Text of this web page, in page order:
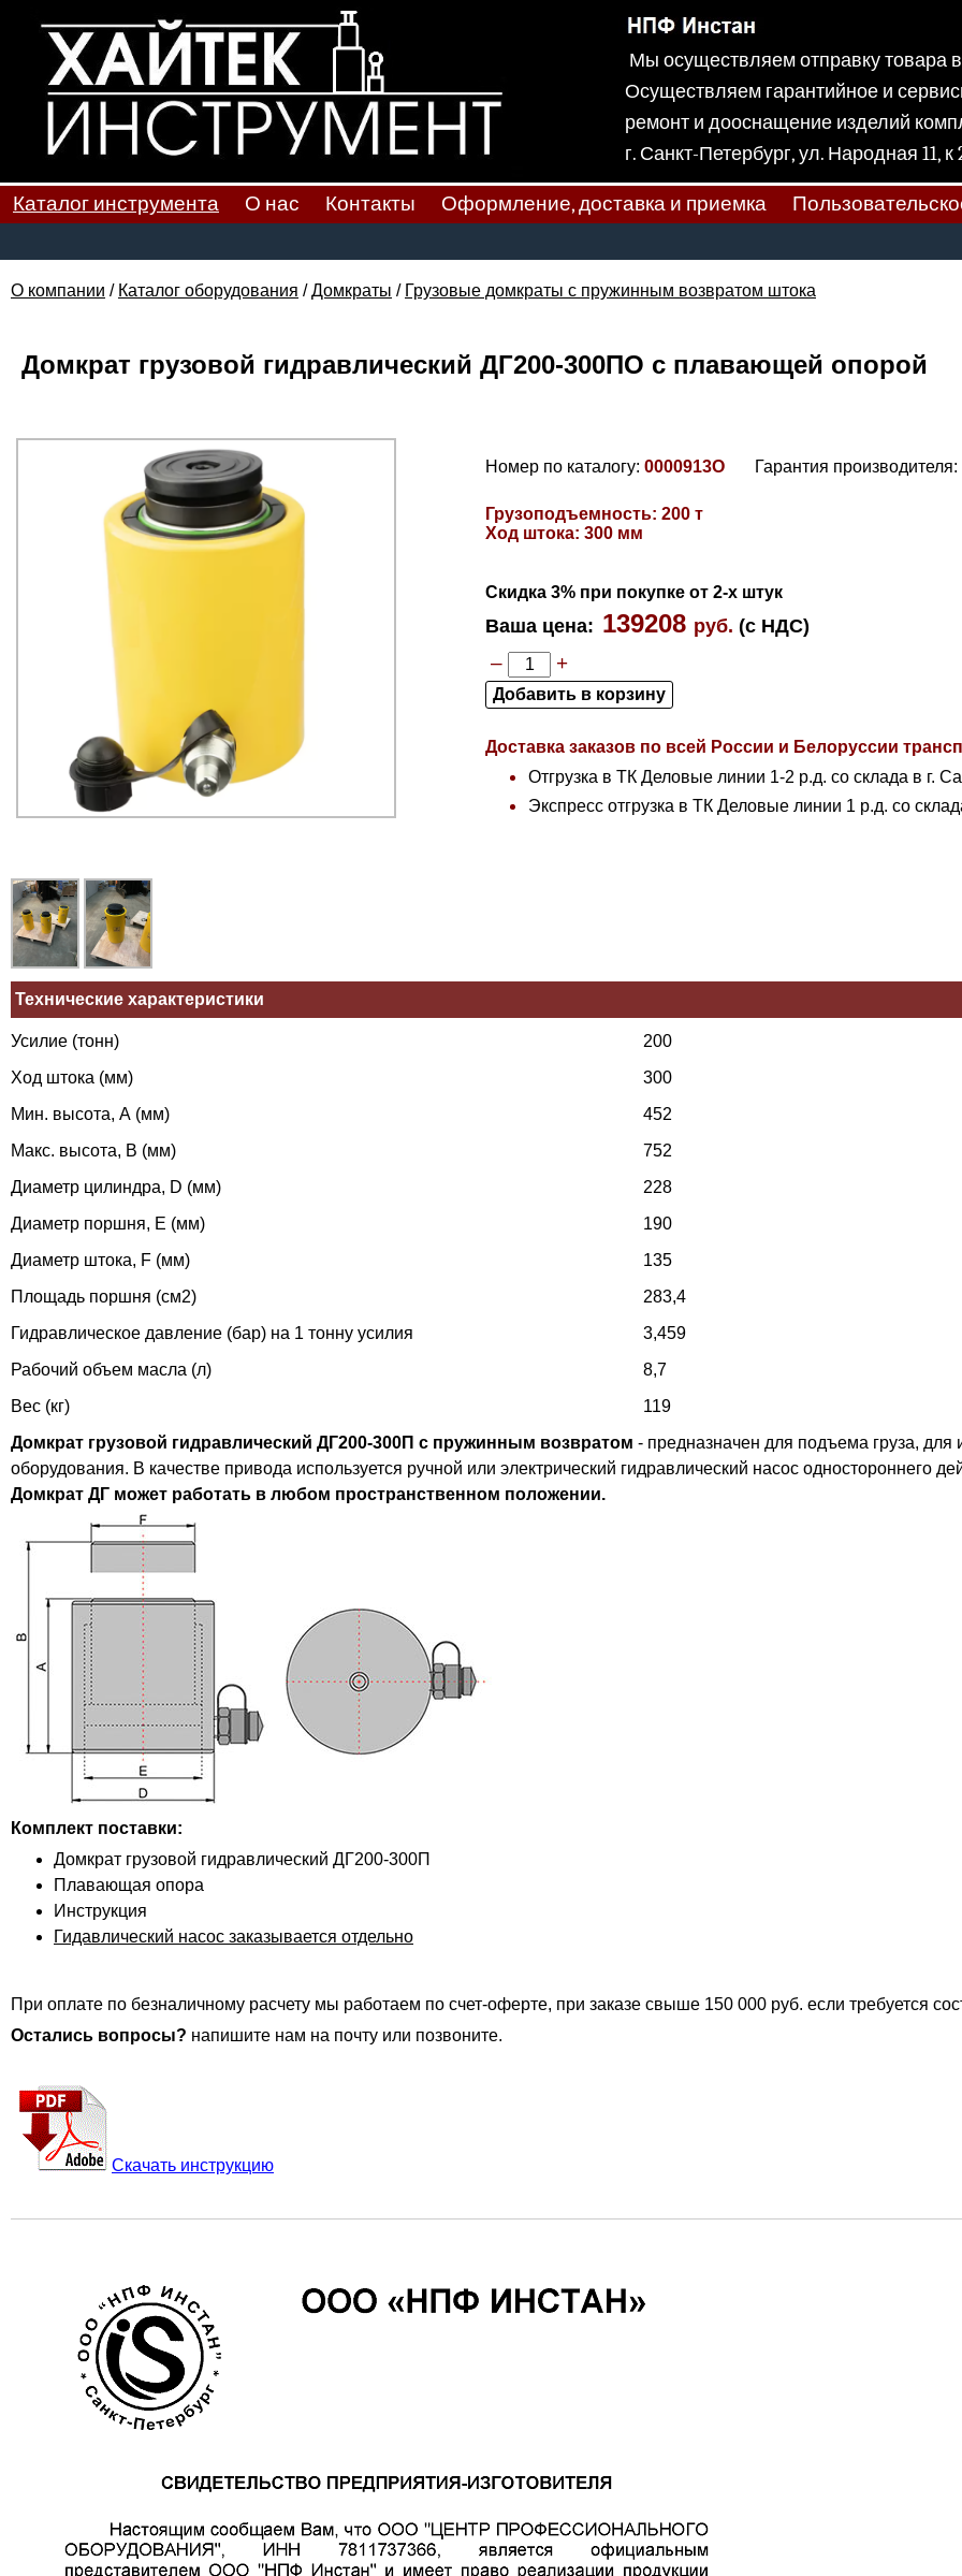
Мы осуществляем отправку
Осуществляем гарантийное и
ремонт и дооснащение изделий
г. Санкт-Петербург, ул.
Каталог инструмента О нас Контакты Оформление, доставка и приемка
О компании / Каталог оборудования /Домкраты / Грузовые домкраты с пружинным возвратом штока
Домкрат грузовой гидравлический ДГ200-300ПО с плавающей опорой
Номер по каталогу: 0000913О Гарантия производителя:
Грузоподъемность: 200 т
Ход штока: 300 мм
Скидка 3% при покупке от 2-х штук
Ваша цена: 139208 руб. (с НДС)
– +
Доставка заказов по всей России и Белоруссии
Отгрузка в ТК Деловые линии 1-2 р.д. со склада в г.
Экспресс отгрузка в ТК Деловые линии 1 р.д. со
Технические характеристики
Усилие (тонн)
200
Ход штока (мм)
300
Мин. высота, А (мм)
452
Макс. высота, В (мм)
752
Диаметр цилиндра, D (мм)
228
Диаметр поршня, Е (мм)
190
Диаметр штока, F (мм)
135
Площадь поршня (см2)
283,4
Гидравлическое давление (бар) на 1 тонну усилия
3,459
Рабочий объем масла (л)
8,7
Вес (кг)
119
Домкрат грузовой гидравлический ДГ200-300П с пружинным возвратом - предназначен для подъема груза, для
оборудования. В качестве привода используется ручной или электрический гидравлический насос одностороннего
Домкрат ДГ может работать в любом пространственном положении.
Комплект поставки:
Домкрат грузовой гидравлический ДГ200-300П
Плавающая опора
Инструкция
Гидавлический насос заказывается отдельно
При оплате по безналичному расчету мы работаем по счет-оферте, при заказе свыше 150 000 руб. если требуется
Остались вопросы? напишите нам на почту или позвоните.
Скачать инструкцию